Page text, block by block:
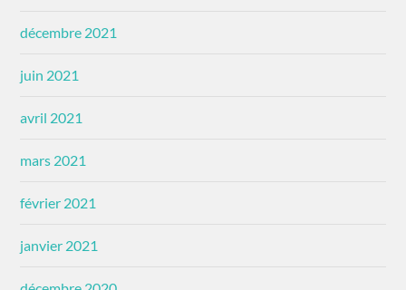
décembre 2021
juin 2021
avril 2021
mars 2021
février 2021
janvier 2021